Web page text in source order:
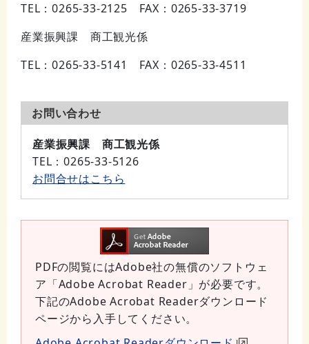
TEL：0265-33-2125 FAX：0265-33-3719
産業振興課 商工観光係
TEL：0265-33-5141 FAX：0265-33-4511
お問い合わせ
産業振興課 商工観光係
TEL ：0265-33-5126
お問合せはこちら
PDFの閲覧にはAdobe社の無償のソフトウェ
ア「Adobe Acrobat Reader」が必要です。
下記のAdobe Acrobat Readerダウンロード
ページから入手してください。